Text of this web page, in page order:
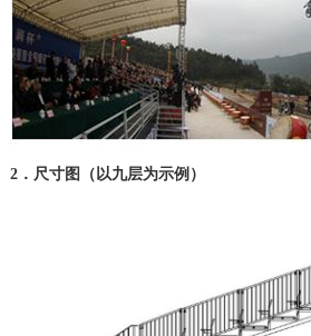
2．尺寸图（以九层为示例）